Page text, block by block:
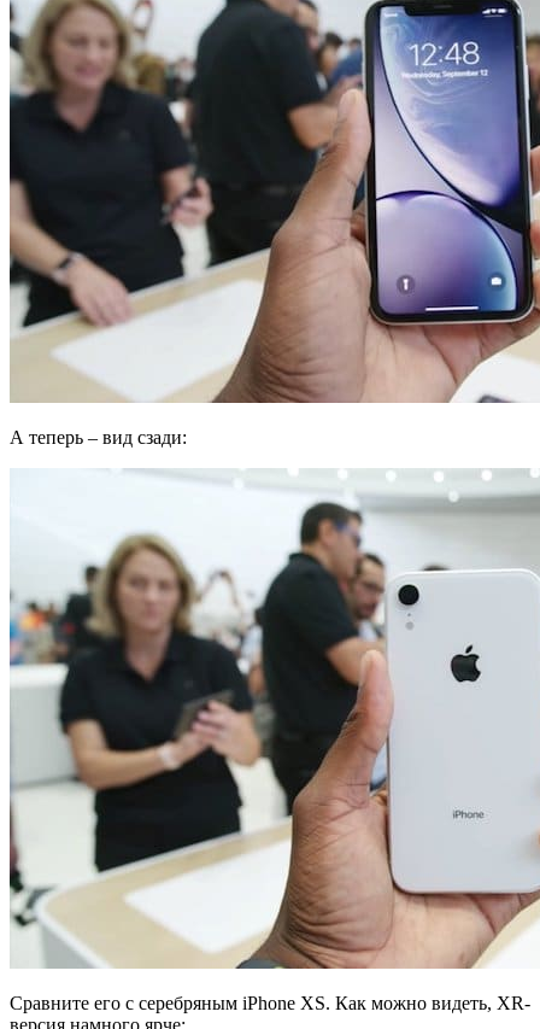
А теперь – вид сзади:
Сравните его с серебряным iPhone XS. Как можно видеть, XR-
версия намного ярче: